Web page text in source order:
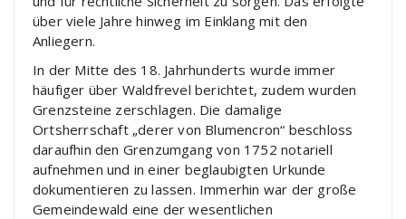
über viele Jahre hinweg im Einklang mit den
Anliegern.
In der Mitte des 18. Jahrhunderts wurde immer
häufiger über Waldfrevel berichtet, zudem wurden
Grenzsteine zerschlagen. Die damalige
Ortsherrschaft „derer von Blumencron“ beschloss
daraufhin den Grenzumgang von 1752 notariell
aufnehmen und in einer beglaubigten Urkunde
dokumentieren zu lassen. Immerhin war der große
Gemeindewald eine der wesentlichen